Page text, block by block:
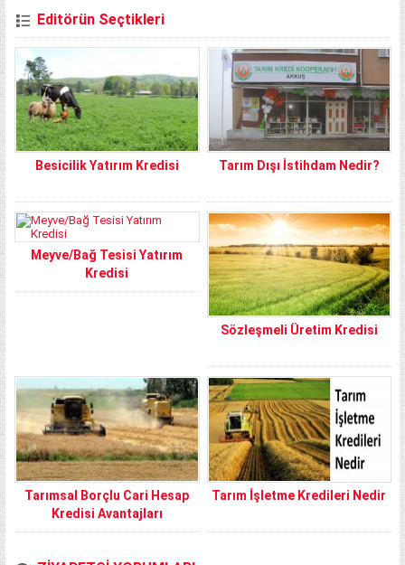
Editörün Seçtikleri
Besicilik Yatırım Kredisi Tarım Dışı İstihdam Nedir?
Meyve/Bağ Tesisi Yatırım
Kredisi
Sözleşmeli Üretim Kredisi
Tarımsal Borçlu Cari Hesap
Kredisi Avantajları
Tarım İşletme Kredileri Nedir